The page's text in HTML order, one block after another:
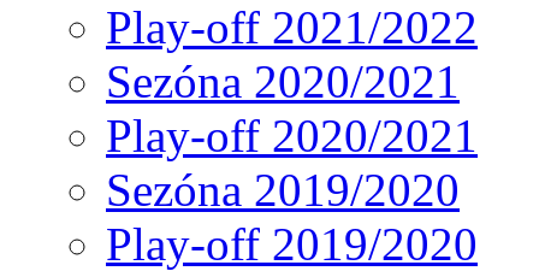
Play-off 2021/2022
Sezóna 2020/2021
Play-off 2020/2021
Sezóna 2019/2020
Play-off 2019/2020